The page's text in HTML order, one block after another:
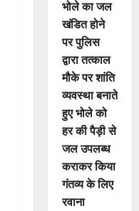
भोले का जल
खंडित होने
पर पुलिस
द्वारा तत्काल
मौके पर शांति
व्यवस्था बनाते
हुए भोले को
हर की पैड़ी से
जल उपलब्ध
कराकर किया
गंतव्य के लिए
रवाना